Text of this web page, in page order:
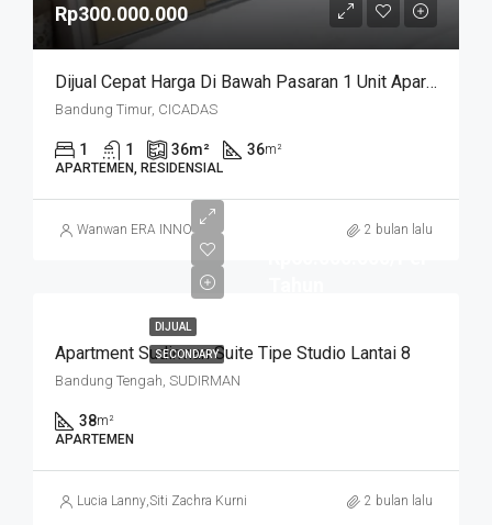
Rp300.000.000
Dijual Cepat Harga Di Bawah Pasaran 1 Unit Apartemen Cicadas Jln A Yani Bandung Kota
Bandung Timur, CICADAS
1 1 36m² 36m²
APARTEMEN, RESIDENSIAL
Wanwan ERA INNO 2 bulan lalu
DIJUAL
SECONDARY
Apartment Sudirman Suite Tipe Studio Lantai 8
Bandung Tengah, SUDIRMAN
38m²
APARTEMEN
Lucia Lanny,Siti Zachra Kurniasari 2 bulan lalu